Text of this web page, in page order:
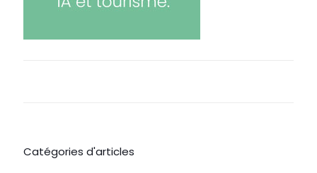
Catégories d'articles